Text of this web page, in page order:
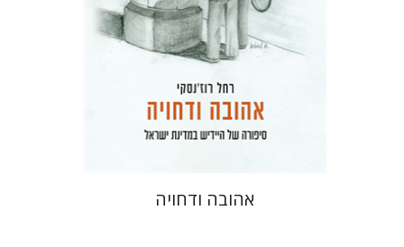
הנחת אתר ספר מודפס
$46
אהובה ודחויה